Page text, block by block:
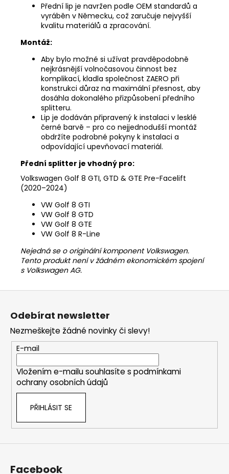
Přední lip je navržen podle OEM standardů a
vyráběn v Německu, což zaručuje nejvyšší
kvalitu materiálů a zpracování.
Montáž:
Aby bylo možné si užívat pravděpodobně
nejkrásnější volnočasovou činnost bez
komplikací, kladla společnost ZAERO při
konstrukci důraz na maximální přesnost, aby
dosáhla dokonalého přizpůsobení předního
splitteru.
Lip je dodáván připravený k instalaci v lesklé
černé barvě – pro co nejjednodušší montáž
obdržíte podrobné pokyny k instalaci a
odpovídající upevňovací materiál.
Přední splitter je vhodný pro:
Volkswagen Golf 8 GTI, GTD & GTE Pre-Facelift
(2020–2024)
VW Golf 8 GTI
VW Golf 8 GTD
VW Golf 8 GTE
VW Golf 8 R-Line
Nejedná se o originální komponent Volkswagen.
Tento produkt není v žádném ekonomickém spojení
s Volkswagen AG.
Z
Odebírat newsletter
Nezmeškejte žádné novinky či slevy!
E-mail
Vložením e-mailu souhlasíte s podmínkami
ochrany osobních údajů
PŘIHLÁSIT SE
Facebook